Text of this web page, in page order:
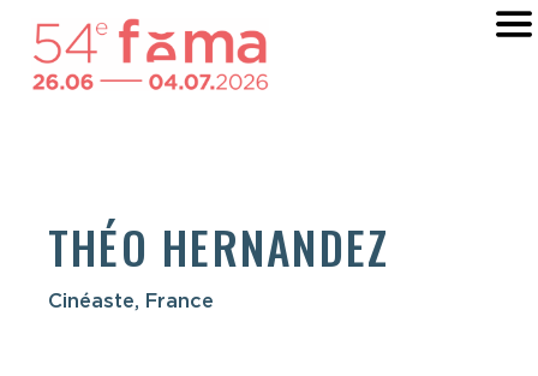
THÉO HERNANDEZ
Cinéaste, France